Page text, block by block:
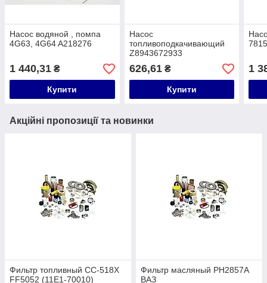
Насос водяной , помпа
4G63, 4G64 A218276
1 440,31 ₴
Купити
Насос
топливоподкачивающий
Z8943672933
626,61₴
Купити
1
Акційні пропозиції та новинки
Фильтр топливный CC-518X
FF5052 (11E1-70010)
Фильтр масляный PH2857A
ВАЗ